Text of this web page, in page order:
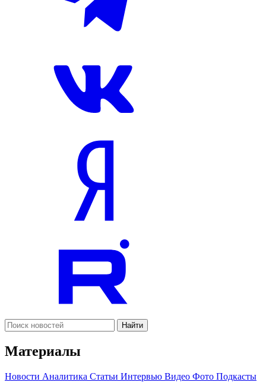
Найти
Материалы
Новости Аналитика Статьи Интервью Видео Фото Подкасты